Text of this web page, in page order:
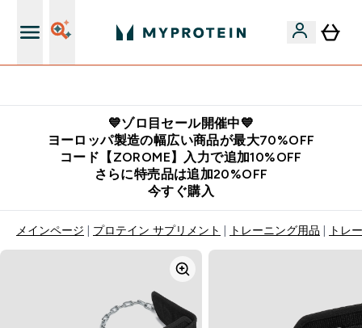
💙ゾロ目セール開催中💙
ヨーロッパ製造の幅広い商品が最大70%OFF
コード【ZOROME】入力で追加10%OFF
さらに特売品は追加20%OFF
今すぐ購入
メインページ プロテイン サプリメント トレーニング用品 トレ